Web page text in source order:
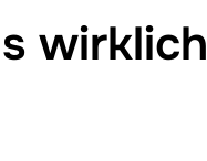
wirklich